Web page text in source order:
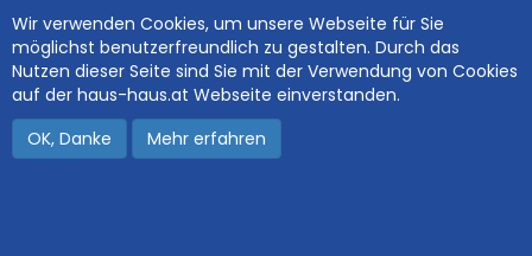
Wir verwenden Cookies, um unsere Webseite für Sie
möglichst benutzerfreundlich zu gestalten. Durch das
Nutzen dieser Seite sind Sie mit der Verwendung von Cookies
auf der haus-haus.at Webseite einverstanden.
OK, Danke
Mehr erfahren